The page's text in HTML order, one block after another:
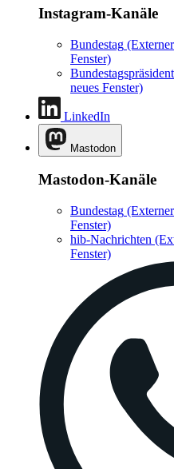
Instagram-Kanäle
Bundestag
Fenster)
neues Fenster)
LinkedIn
Mastodon
Mastodon-Kanäle
Bundestag
Fenster)
hib-Nachrichten
Fenster)